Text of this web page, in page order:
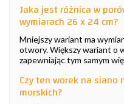
Jaka jest różnica w
wymiarach 26 x 24 cm?
Mniejszy wariant ma
otwory. Większy wariant o
zapewniając tym samym
Czy ten worek na
morskich?